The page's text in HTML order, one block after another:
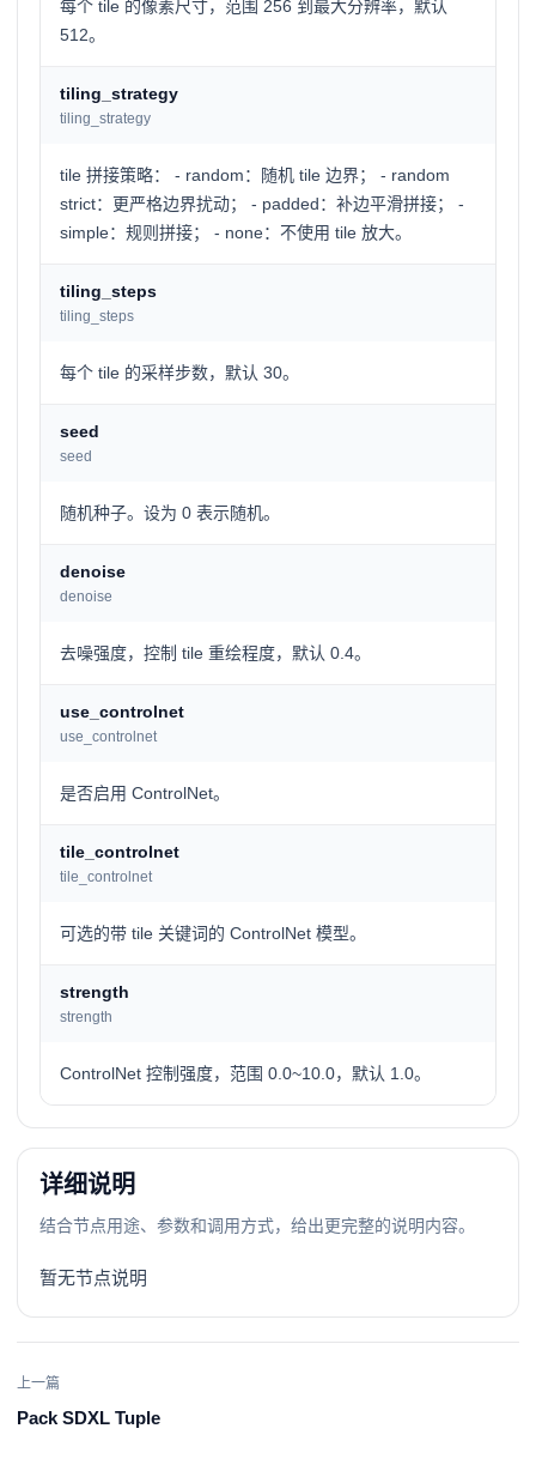
每个 tile 的像素尺寸，范围 256 到最大分辨率，默认
512。
tiling_strategy
tiling_strategy
tile 拼接策略： - random：随机 tile 边界； - random
strict：更严格边界扰动； - padded：补边平滑拼接； -
simple：规则拼接； - none：不使用 tile 放大。
tiling_steps
tiling_steps
每个 tile 的采样步数，默认 30。
seed
seed
随机种子。设为 0 表示随机。
denoise
denoise
去噪强度，控制 tile 重绘程度，默认 0.4。
use_controlnet
use_controlnet
是否启用 ControlNet。
tile_controlnet
tile_controlnet
可选的带 tile 关键词的 ControlNet 模型。
strength
strength
ControlNet 控制强度，范围 0.0~10.0，默认 1.0。
详细说明
结合节点用途、参数和调用方式，给出更完整的说明内容。
暂无节点说明
上一篇
Pack SDXL Tuple